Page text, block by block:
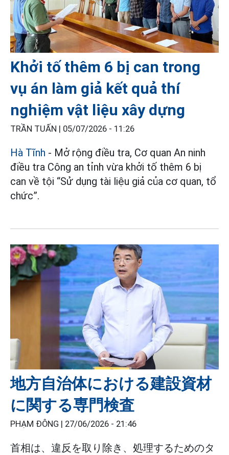
Khởi tố thêm 6 bị can trong
vụ án làm giả kết quả thí
nghiệm vật liệu xây dựng
TRẦN TUẤN | 05/07/2026 - 11:26
Hà Tĩnh - Mở rộng điều tra, Cơ quan An ninh
điều tra Công an tỉnh vừa khởi tố thêm 6 bị
can về tội “Sử dụng tài liệu giả của cơ quan, tổ
chức”.
地方自治体における建設資材
に関する専門検査
PHẠM ĐÔNG | 27/06/2026 - 21:46
首相は、違反を取り除き、処理するためのタ